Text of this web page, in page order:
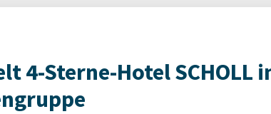
4-Sterne-Hotel SCHOLL